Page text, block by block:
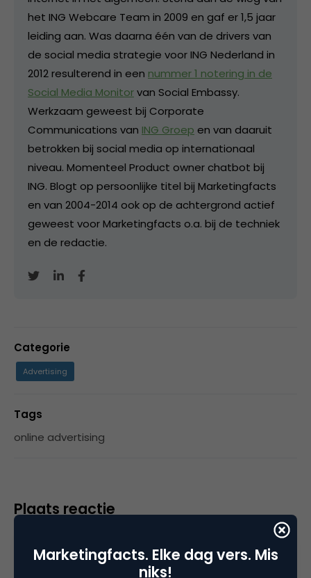
het ING Webcare Team in 2009 en gaf er 1,5 jaar
leiding aan. Was daarna één van de drivers van
de social media strategie voor ING Nederland in
2012 resulterend in een nummer 1 notering in de
Social Media Monitorvan Social Embassy.
Werkzaam geweest bij Corporate
Communications van ING Groep en van daaruit
betrokken bij social media op internationaal
niveau. Momenteel Product owner chatbot bij
ING. Blogt op persoonlijke titel bij Marketingfacts
en van 2004-2014 ook op de achtergrond actief
geweest voor Marketingfacts o.a. bij de techniek
en de redactie.
Categorie
Advertising
Tags
online advertising
Plaats reactie
plaatsen.
Marketingfacts. Elke dag vers. Mis
niks!